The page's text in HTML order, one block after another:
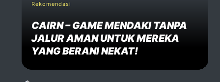
Rekomendasi
CAIRN – GAME MENDAKI TANPA
JALUR AMAN UNTUK MEREKA
YANG BERANI NEKAT!